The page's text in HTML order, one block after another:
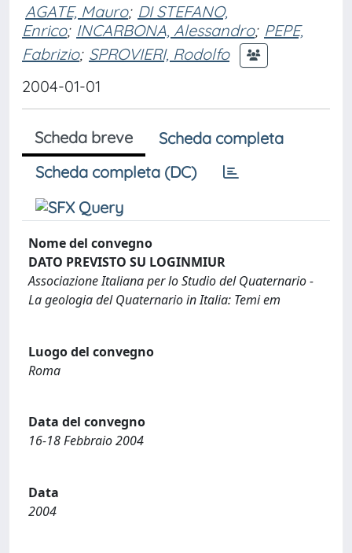
AGATE, Mauro; DI STEFANO,
Enrico; INCARBONA, Alessandro; PEPE,
Fabrizio; SPROVIERI, Rodolfo
2004-01-01
Scheda breve
Scheda completa
Scheda completa (DC)
Nome del convegno
DATO PREVISTO SU LOGINMIUR
Associazione Italiana per lo Studio del Quaternario -
La geologia del Quaternario in Italia: Temi em
Luogo del convegno
Roma
Data del convegno
16-18 Febbraio 2004
Data
2004